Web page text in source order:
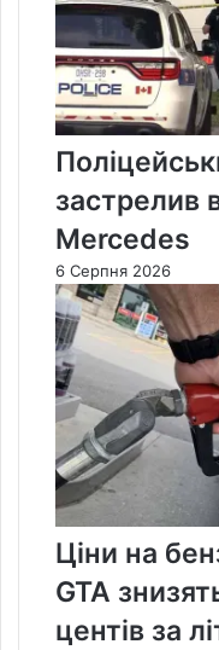
застрелив
Mercedes
6 Серпня 2026
Ціни на
GTA
центів за